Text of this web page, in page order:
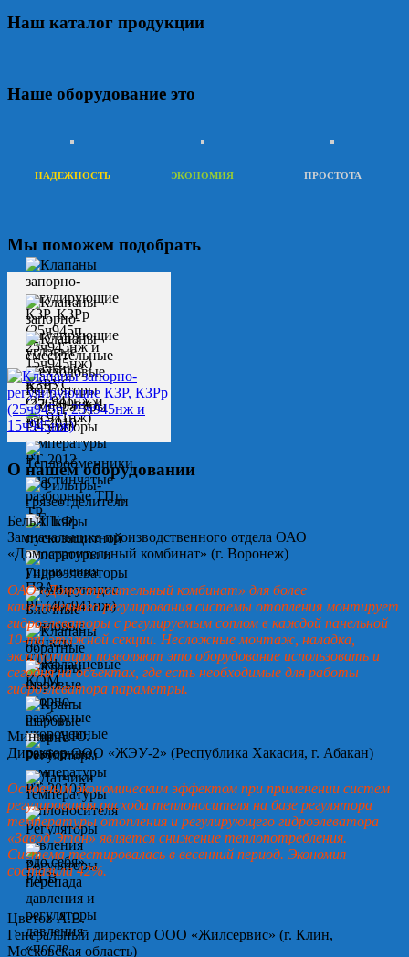
Наш каталог продукции
Наше оборудование это
НАДЕЖНОСТЬ ЭКОНОМИЯ ПРОСТОТА
Мы поможем подобрать
О нашем оборудовании
Белых Т.Ф.
Замначальника производственного отдела ОАО
«Домостроительный комбинат» (г. Воронеж)
ОАО «Домостроительный комбинат» для более
качественного регулирования системы отопления монтирует
гидроэлеваторы с регулируемым соплом в каждой панельной
10-ти этажной секции. Несложные монтаж, наладка,
эксплуатация позволяют это оборудование использовать и
сегодня на объектах, где есть необходимые для работы
гидроэлеватора параметры.
Минин А.Ю.
Директор ООО «ЖЭУ-2» (Республика Хакасия, г. Абакан)
Основным экономическим эффектом при применении систем
регулирования расхода теплоносителя на базе регулятора
температуры отопления и регулирующего гидроэлеватора
«Завод Этон» является снижение теплопотребления.
Система тестировалась в весенний период. Экономия
составила 42%.
Цветов А.В.
Генеральный директор ООО «Жилсервис» (г. Клин,
Московская область)